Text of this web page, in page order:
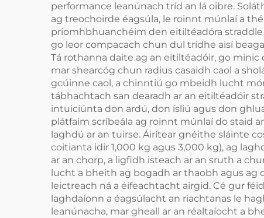
performance leanúnach tríd an lá oibre.
ag treochoirde éagsúla, le roinnt múnlaí a
príomhbhuanchéim den eitiltéadóra straddle
go leor compacach chun dul trídhe aisí
Tá rothanna daite ag an eitiltéadóir, go
mar shearcóg chun radius casaidh caol a
gcúinne caol, a chinntiú go mbeidh lucht
tábhachtach san dearadh ar an eitiltéadóir
intuiciúnta don ardú, don ísliú agus don
plátfaim scríbeála ag roinnt múnlaí do staid
laghdú ar an tuirse. Áirítear gnéithe sláinte
coitianta idir 1,000 kg agus 3,000 kg), ag
ar an chorp, a ligfidh isteach ar an sruth a
lucht a bheith ag bogadh ar thaobh agus
leictreach ná a éifeachtacht airgid. Cé gur
laghdaíonn a éagsúlacht an riachtanas le
leanúnacha, mar gheall ar an réaltaíocht a